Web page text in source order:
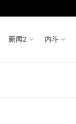
新闻2 内斗